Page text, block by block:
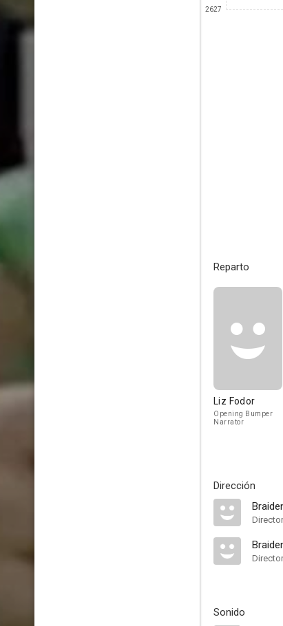
2627
Reparto
Liz Fodor
Opening Bumper
Narrator
Dirección
Director
Director
Sonido